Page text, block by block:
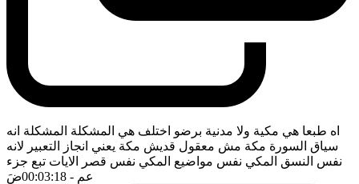
اه طبعا هي مكية ولا مدنية برضو اختلف هي المشكلة المشكلة انه
سياق السورة مكة مش معقول قديش مكة يعني انجاز التعبير لانه
نفس النسق المكي نفس مواضيع المكي نفس قصر الايات تبع جزء
عم - 00:03:18 ضَ